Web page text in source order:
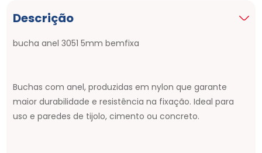
Descrição
bucha anel 3051 5mm bemfixa
Buchas com anel, produzidas em nylon que garante
maior durabilidade e resistência na fixação. Ideal para
uso e paredes de tijolo, cimento ou concreto.